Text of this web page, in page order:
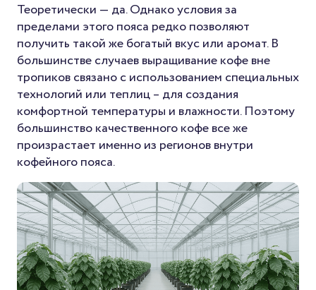
Теоретически — да. Однако условия за
пределами этого пояса редко позволяют
получить такой же богатый вкус или аромат. В
большинстве случаев выращивание кофе вне
тропиков связано с использованием специальных
технологий или теплиц – для создания
комфортной температуры и влажности. Поэтому
большинство качественного кофе все же
произрастает именно из регионов внутри
кофейного пояса.